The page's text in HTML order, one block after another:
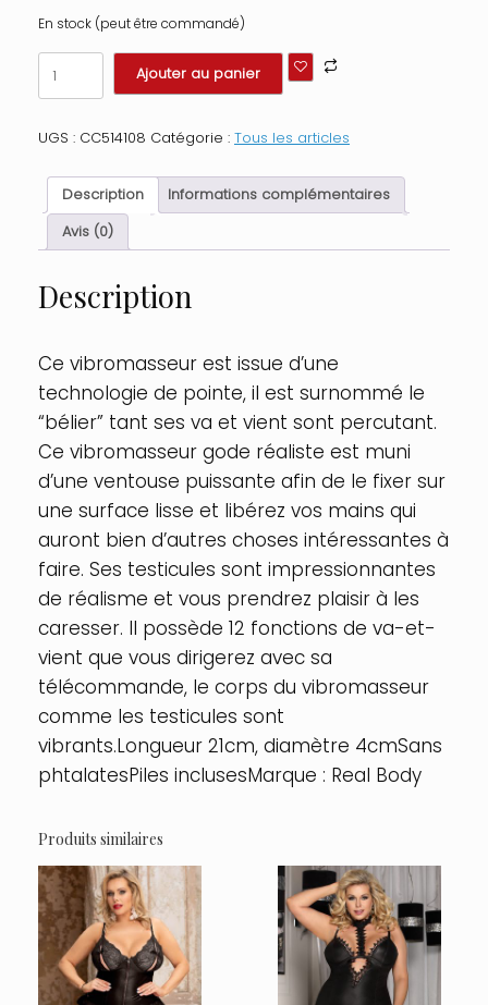
En stock (peut être commandé)
quantité
de
Vibromasseur
réaliste
et
testicules
cm
et-
vient
Taille
TU,
Couleur
:
Chair
Ajouter au panier
UGS : CC514108 Catégorie : Tous les articles
Description
Informations complémentaires
Avis (0)
Description
Ce vibromasseur est issue d’une
technologie de pointe, il est surnommé le
“bélier” tant ses va et vient sont percutant.
Ce vibromasseur gode réaliste est muni
d’une ventouse puissante afin de le fixer sur
une surface lisse et libérez vos mains qui
auront bien d’autres choses intéressantes à
faire. Ses testicules sont impressionnantes
de réalisme et vous prendrez plaisir à les
caresser. Il possède 12 fonctions de va-et-
vient que vous dirigerez avec sa
télécommande, le corps du vibromasseur
comme les testicules sont
vibrants.Longueur 21cm, diamètre 4cmSans
phtalatesPiles inclusesMarque : Real Body
Produits similaires